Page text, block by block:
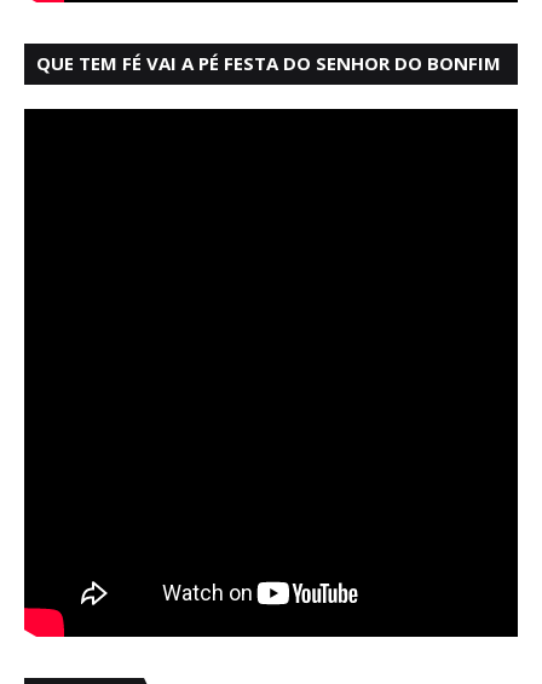
QUE TEM FÉ VAI A PÉ FESTA DO SENHOR DO BONFIM